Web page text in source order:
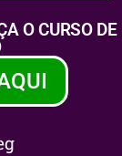
O CURSO DE